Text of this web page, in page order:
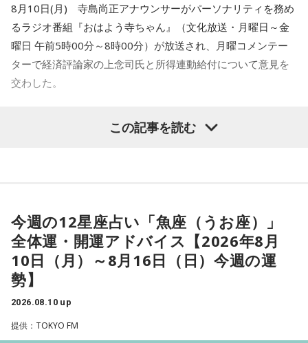
の間の為替介入で儲かったお金でも使ったらいかがですかと
か。大体、名目GDP成長率の3倍ぐらい税収って伸びるんです
よ。最低でも2倍ぐらいはね。それをお使いになったらいかが
ですかみたいな話なんで。そうすると、財源論っていうのも
全然説得力を失うかと。小渕優子さん、何のために税調やめ
ですか。財源ありますぜみたいな話になるのかなと。（笑）2
年持ちゃいいわけですから」
た分だけ恒久的に政府を小さくした方がインフレの時にはイ
ンフレ対策になるんですけどね。まあでも小さくしないで、
このまま現状維持でやるっつんだったら、2年ぐらいだったら
持ちますよ。山本五十六ですよね」
8月10日(月) 寺島尚正アナウンサーがパーソナリティを務め
るラジオ番組『おはよう寺ちゃん』（文化放送・月曜日～金
曜日 午前5時00分～8時00分）が放送され、月曜コメンテー
ターで経済評論家の上念司氏と所得連動給付について意見を
交わした。
この間の為替介入で儲かったお金でも使った
した新たな給付制度「所得連動給付」を本格導入することを
決めました。税や社会保険料負担が重い中低所得者を支援す
る制度だと言いますが、給付額、支援対象の所得水準、財源
規模などは白紙状態です。本格導入までに国民の納得を得ら
対象とし、所得に応じて給付額が変わることが特徴です。働
この記事を読む
今週の12星座占い「魚座（うお座）」
全体運・開運アドバイス【2026年8月
10日（月）～8月16日（日）今週の運
勢】
2026.08.10 up
提供：TOKYO FM